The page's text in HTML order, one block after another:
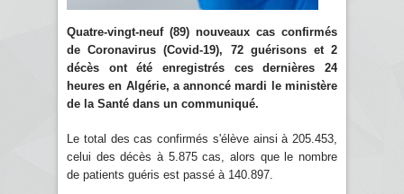
Quatre-vingt-neuf (89) nouveaux cas confirmés
de Coronavirus (Covid-19), 72 guérisons et 2
décès ont été enregistrés ces dernières 24
heures en Algérie, a annoncé mardi le ministère
de la Santé dans un communiqué.
Le total des cas confirmés s'élève ainsi à 205.453,
celui des décès à 5.875 cas, alors que le nombre
de patients guéris est passé à 140.897.